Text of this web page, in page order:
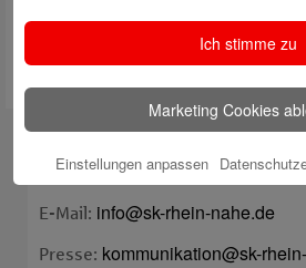
Kontakt
Telefon: 0671/94-0
E-Mail: info@sk-rhein-nahe.de
Presse: kommunikation@sk-
Ich stimme zu
Marketing Cookies
Einstellungen anpassen